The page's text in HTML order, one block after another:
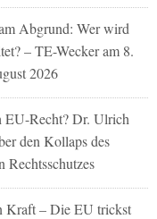
Abgrund: Wer wird
– TE-Wecker am 8.
2026
EU-Recht? Dr. Ulrich
den Kollaps des
Rechtsschutzes
Kraft – Die EU trickst